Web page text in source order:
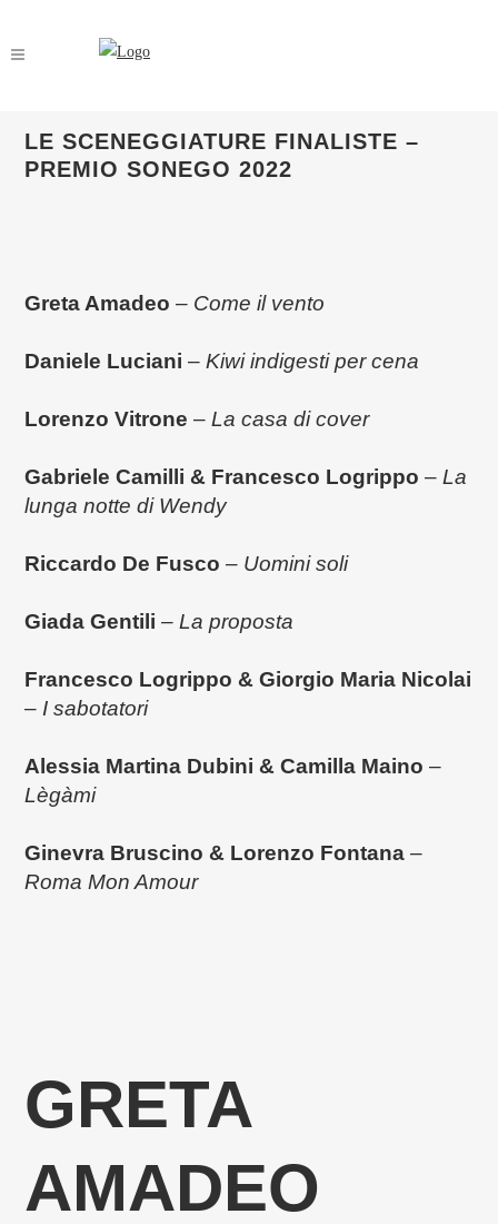
LE SCENEGGIATURE FINALISTE –
PREMIO SONEGO 2022
Greta Amadeo – Come il vento
Daniele Luciani –Kiwi indigesti per cena
Lorenzo Vitrone –La casa di cover
Gabriele Camilli & Francesco Logrippo –La
lunga notte di Wendy
Riccardo De Fusco – Uomini soli
Giada Gentili –La proposta
Francesco Logrippo & Giorgio Maria Nicolai
– I sabotatori
Alessia Martina Dubini & Camilla Maino –
Lègàmi
Ginevra Bruscino & Lorenzo Fontana –
Roma Mon Amour
GRETA
AMADEO